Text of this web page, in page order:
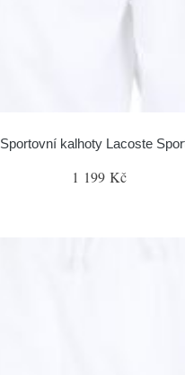
Sportovní kalhoty Lacoste
1 199 Kč